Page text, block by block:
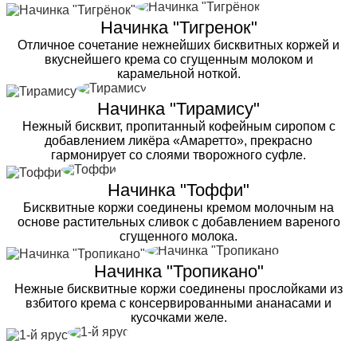
Начинка "Тигренок"
Отличное сочетание нежнейших бисквитных коржей и
вкуснейшего крема со сгущенным молоком и
карамельной ноткой.
Начинка "Тирамису"
Нежный бисквит, пропитанный кофейным сиропом с
добавлением ликёра «Амаретто», прекрасно
гармонирует со слоями творожного суфле.
Начинка "Тоффи"
Бисквитные коржи соединены кремом молочным на
основе растительных сливок с добавлением вареного
сгущенного молока.
Начинка "Тропикано"
Нежные бисквитные коржи соединены прослойками из
взбитого крема с консервированными ананасами и
кусочками желе.